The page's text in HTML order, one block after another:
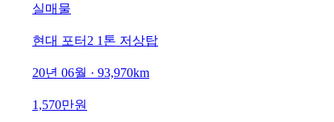
실매물
현대 포터2 1톤 저상탑
20년 06월 · 93,970km
1,570만원